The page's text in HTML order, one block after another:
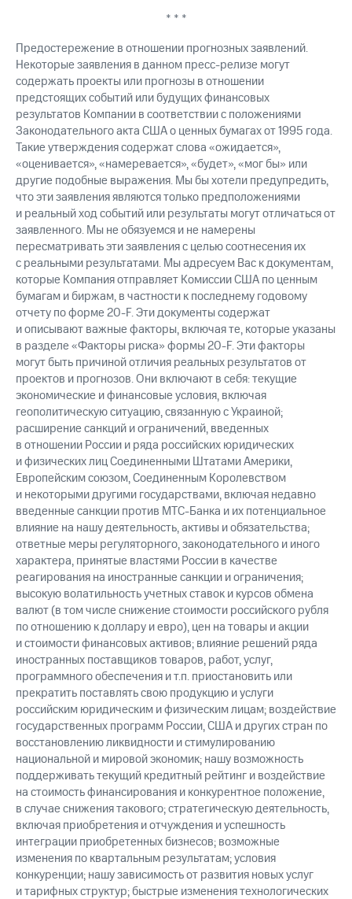
Другое
Регистратор
Реквизиты
Контакты
развитие
деловая этика
На главную
* * *
Предостережение в отношении прогнозных заявлений.
Некоторые заявления в данном пресс-релизе могут
содержать проекты или прогнозы в отношении
предстоящих событий или будущих финансовых
результатов Компании в соответствии с положениями
Законодательного акта США о ценных бумагах от 1995 года.
Такие утверждения содержат слова «ожидается»,
«оценивается», «намеревается», «будет», «мог бы» или
другие подобные выражения. Мы бы хотели предупредить,
что эти заявления являются только предположениями
и реальный ход событий или результаты могут отличаться от
заявленного. Мы не обязуемся и не намерены
пересматривать эти заявления с целью соотнесения их
с реальными результатами. Мы адресуем Вас к документам,
которые Компания отправляет Комиссии США по ценным
бумагам и биржам, в частности к последнему годовому
отчету по форме20-F.Эти документы содержат
и описывают важные факторы, включая те, которые указаны
в разделе «Факторы риска» формы20-F.Эти факторы
могут быть причиной отличия реальных результатов от
проектов и прогнозов. Они включают в себя: текущие
экономические и финансовые условия, включая
геополитическую ситуацию, связанную с Украиной;
расширение санкций и ограничений, введенных
в отношении России и ряда российских юридических
и физических лиц Соединенными Штатами Америки,
Европейским союзом, Соединенным Королевством
и некоторыми другими государствами, включая недавно
введенные санкции против МТС-Банка и их потенциальное
влияние на нашу деятельность, активы и обязательства;
ответные меры регуляторного, законодательного и иного
характера, принятые властями России в качестве
реагирования на иностранные санкции и ограничения;
высокую волатильность учетных ставок и курсов обмена
валют (в том числе снижение стоимости российского рубля
по отношению к доллару и евро), цен на товары и акции
и стоимости финансовых активов; влияние решений ряда
иностранных поставщиков товаров, работ, услуг,
программного обеспечения и т.п. приостановить или
прекратить поставлять свою продукцию и услуги
российским юридическим и физическим лицам; воздействие
государственных программ России, США и других стран по
восстановлению ликвидности и стимулированию
национальной и мировой экономик; нашу возможность
поддерживать текущий кредитный рейтинг и воздействие
на стоимость финансирования и конкурентное положение,
в случае снижения такового; стратегическую деятельность,
включая приобретения и отчуждения и успешность
интеграции приобретенных бизнесов; возможные
изменения по квартальным результатам; условия
конкуренции; нашу зависимость от развития новых услуг
и тарифных структур; быстрые изменения технологических